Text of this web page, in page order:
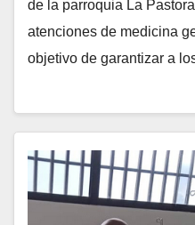
de la parroquia La
atenciones de medicina
objetivo de garantizar a